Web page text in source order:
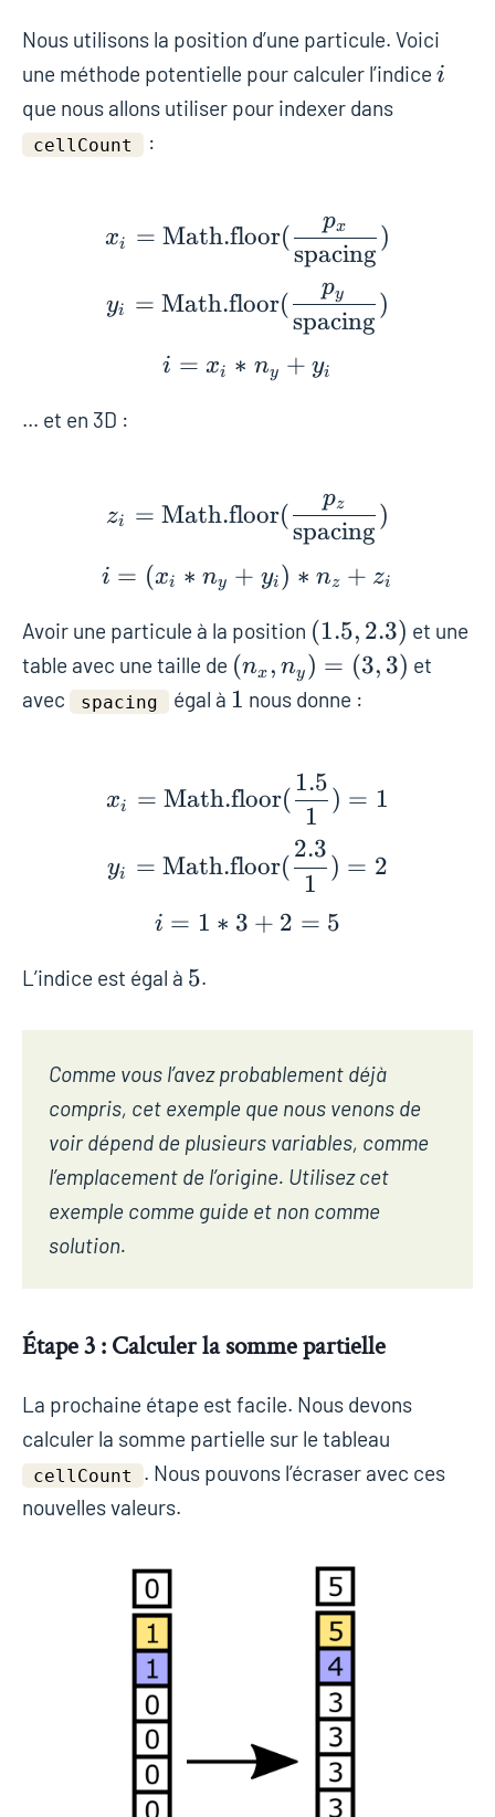
Nous utilisons la position d’une particule. Voici
une méthode potentielle pour calculer l’indice i
i
que nous allons utiliser pour indexer dans
cellCount :
x_i =
xi = Math.floor(
spacing
px )
yi = Math.floor(
spacing
py )
i = xi ∗ ny + yi
… et en 3D :
z_i =
zi = Math.floor(
spacing
pz )
i = (xi ∗ ny + yi) ∗ nz + zi
Avoir une particule à la position (1.5,
2.3)
(1.5, 2.3) et une
table avec une taille de (n_x,
n_y)
(nx, ny) = (3, 3) et
avec
spacing égal à 1
1 nous donne :
x_i =
xi = Math.floor(
1
1.5
) = 1
yi = Math.floor(
1
2.3
) = 2
i = 1 ∗ 3 + 2 = 5
L’indice est égal à 5
5.
Comme vous l’avez probablement déjà
compris, cet exemple que nous venons de
voir dépend de plusieurs variables, comme
l’emplacement de l’origine. Utilisez cet
exemple comme guide et non comme
solution.
Étape 3 : Calculer la somme partielle
La prochaine étape est facile. Nous devons
calculer la somme partielle sur le tableau
cellCount
. Nous pouvons l’écraser avec ces
nouvelles valeurs.